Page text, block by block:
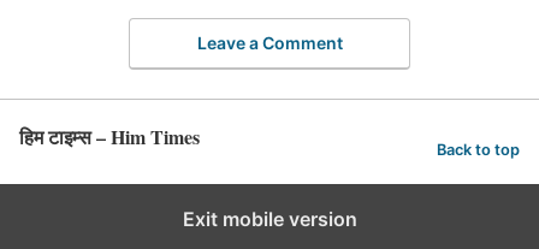
Leave a Comment
हिम टाइम्स – Him Times Back to top
Exit mobile version